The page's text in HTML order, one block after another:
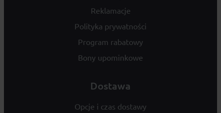
Reklamacje
Polityka prywatności
Program rabatowy
Bony upominkowe
Dostawa
Opcje i czas dostawy